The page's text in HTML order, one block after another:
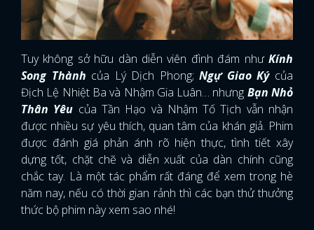
Tuy không sở hữu dàn diễn viên đình đám như Kính
Song Thành của Lý Dịch Phong;Ngự Giao Kýcủa
Địch Lệ Nhiệt Ba và Nhậm Gia Luân… nhưng Bạn Nhỏ
Thân Yêu của Tần Hạo và Nhậm Tố Tịch vẫn nhận
được nhiều sự yêu thích, quan tâm của khán giả. Phim
được đánh giá phản ánh rõ hiện thực, tình tiết xây
dựng tốt, chặt chẽ và diễn xuất của dàn chính cũng
chắc tay. Là một tác phẩm rất đáng để xem trong hè
năm nay, nếu có thời gian rảnh thì các bạn thử thưởng
thức bộ phim này xem sao nhé!